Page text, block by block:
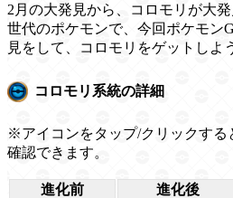
2月の大発見から、コロモリが大
世代のポケモンで、今回ポケモン
見をして、コロモリをゲットしよ
コロモリ系統の詳細
※アイコンをタップ/クリックする
確認できます。
進化前 進化後